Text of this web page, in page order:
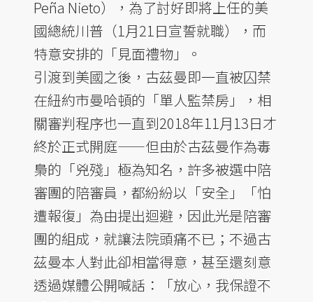
Peña Nieto），為了討好即將上任的美
國總統川普（1月21日宣誓就職），而
特意安排的「見面禮物」。
引渡到美國之後，古茲曼即一直被囚禁
在紐約市曼哈頓的「單人監禁房」，相
關審判程序也一直到2018年11月13日才
終於正式開庭——但由於古茲曼作為毒
梟的「兇殘」極為知名，許多被選中陪
審團的陪審員，都紛紛以「安全」「怕
遭報復」為由提出迴避，因此光是陪審
團的組成，就讓法院頭痛不已；不過古
茲曼本人對此卻相當得意，甚至還刻意
透過媒體公開喊話：「放心，我保證不